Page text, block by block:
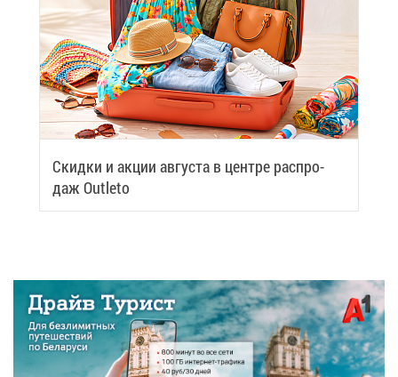
Скид­ки и ак­ции ав­гу­ста в цен­тре рас­про­
даж Outleto